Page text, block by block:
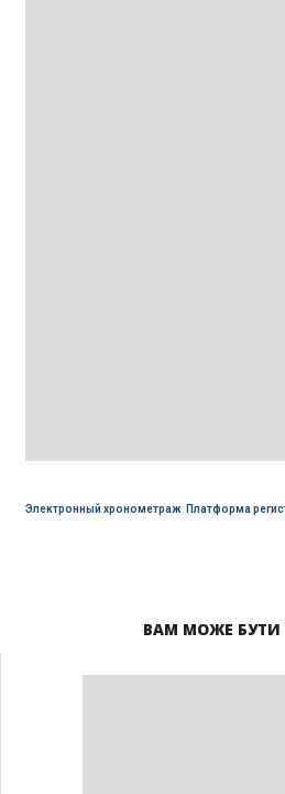
Электронный хронометраж, Платформа
ВАМ МОЖЕ БУТИ